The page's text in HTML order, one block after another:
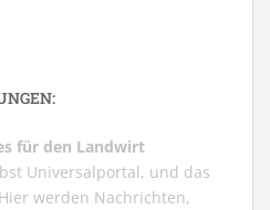
für den Landwirt
Universalportal, und das
werden Nachrichten,